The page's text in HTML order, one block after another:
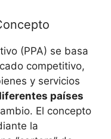
(PPA) ⁢se basa
competitivo,
y servicios
países
El concepto
la